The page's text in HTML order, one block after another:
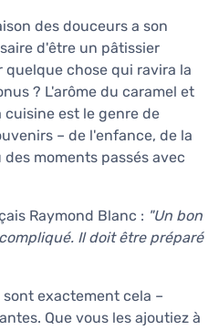
des douceurs a son
d'être un pâtissier
chose qui ravira la
? L'arôme du caramel et
est le genre de
– de l'enfance, de la
moments passés avec
Raymond Blanc : "Un bon
Il doit être préparé
sont exactement cela –
Que vous les ajoutiez à